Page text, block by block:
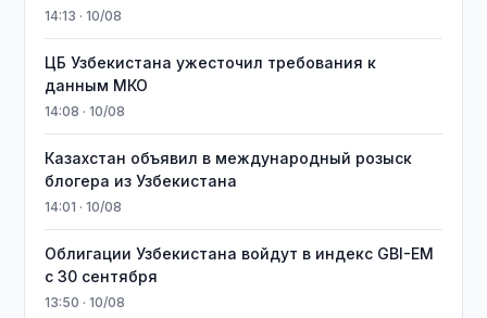
14:13 · 10/08
ЦБ Узбекистана ужесточил требования к
данным МКО
14:08 · 10/08
Казахстан объявил в международный розыск
блогера из Узбекистана
14:01 · 10/08
Облигации Узбекистана войдут в индекс GBI-EM
с 30 сентября
13:50 · 10/08